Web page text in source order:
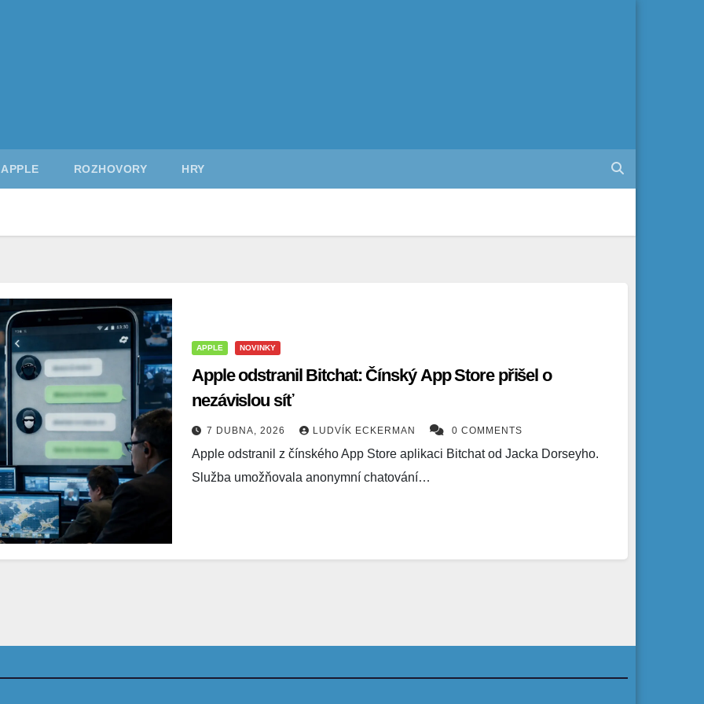
APPLE ROZHOVORY HRY
APPLE NOVINKY
Apple odstranil Bitchat: Čínský App Store přišel o
nezávislou síť
7 DUBNA, 2026 LUDVÍK ECKERMAN 0 COMMENTS
Apple odstranil z čínského App Store aplikaci Bitchat od Jacka Dorseyho.
Služba umožňovala anonymní chatování…